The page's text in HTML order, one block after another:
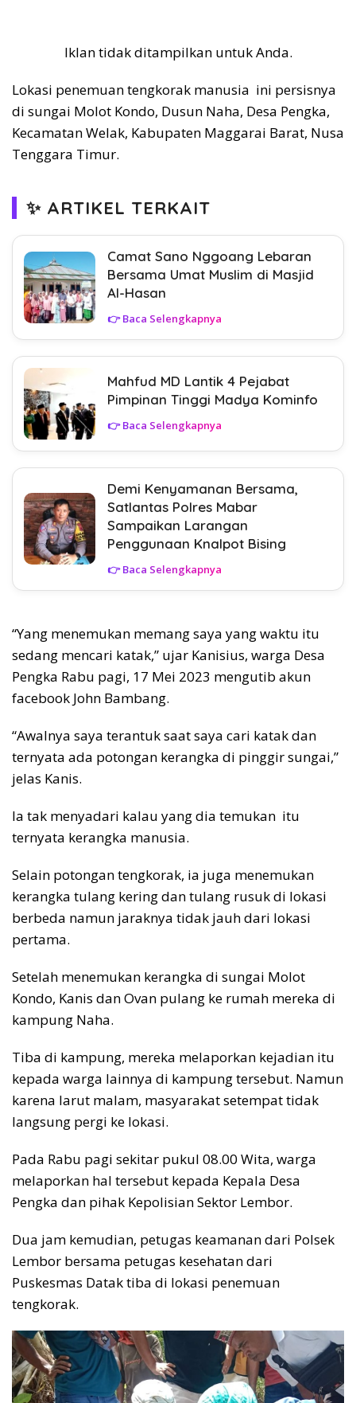
Iklan tidak ditampilkan untuk Anda.
Lokasi penemuan tengkorak manusia ini persisnya
di sungai Molot Kondo, Dusun Naha, Desa Pengka,
Kecamatan Welak, Kabupaten Maggarai Barat, Nusa
Tenggara Timur.
✨ ARTIKEL TERKAIT
Camat Sano Nggoang Lebaran
Bersama Umat Muslim di Masjid
Al-Hasan
👉 Baca Selengkapnya
Mahfud MD Lantik 4 Pejabat
Pimpinan Tinggi Madya Kominfo
👉 Baca Selengkapnya
Demi Kenyamanan Bersama,
Satlantas Polres Mabar
Sampaikan Larangan
Penggunaan Knalpot Bising
👉 Baca Selengkapnya
“Yang menemukan memang saya yang waktu itu
sedang mencari katak,” ujar Kanisius, warga Desa
Pengka Rabu pagi, 17 Mei 2023 mengutib akun
facebook John Bambang.
“Awalnya saya terantuk saat saya cari katak dan
ternyata ada potongan kerangka di pinggir sungai,”
jelas Kanis.
Ia tak menyadari kalau yang dia temukan itu
ternyata kerangka manusia.
Selain potongan tengkorak, ia juga menemukan
kerangka tulang kering dan tulang rusuk di lokasi
berbeda namun jaraknya tidak jauh dari lokasi
pertama.
Setelah menemukan kerangka di sungai Molot
Kondo, Kanis dan Ovan pulang ke rumah mereka di
kampung Naha.
Tiba di kampung, mereka melaporkan kejadian itu
kepada warga lainnya di kampung tersebut. Namun
karena larut malam, masyarakat setempat tidak
langsung pergi ke lokasi.
Pada Rabu pagi sekitar pukul 08.00 Wita, warga
melaporkan hal tersebut kepada Kepala Desa
Pengka dan pihak Kepolisian Sektor Lembor.
Dua jam kemudian, petugas keamanan dari Polsek
Lembor bersama petugas kesehatan dari
Puskesmas Datak tiba di lokasi penemuan
tengkorak.